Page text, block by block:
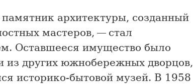
архитектуры, созданный
мастеров, — стал
Оставшееся имущество было
из других южнобережных дворцов,
историко-бытовой музей. В 1958